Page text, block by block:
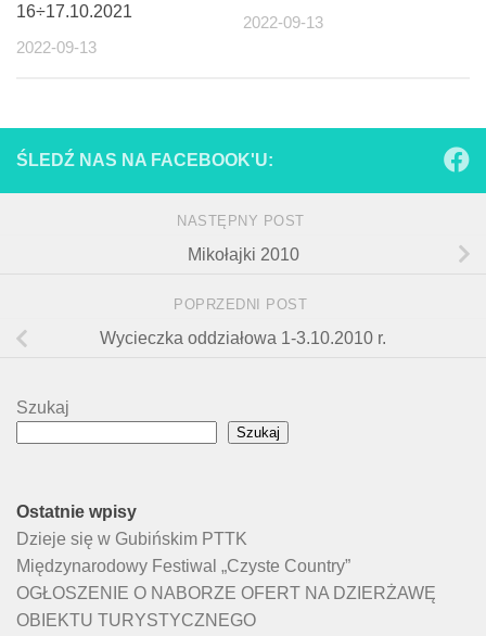
16÷17.10.2021
2022-09-13
2022-09-13
ŚLEDŹ NAS NA FACEBOOK'U:
NASTĘPNY POST
Mikołajki 2010
POPRZEDNI POST
Wycieczka oddziałowa 1-3.10.2010 r.
Szukaj
Szukaj
Ostatnie wpisy
Dzieje się w Gubińskim PTTK
Międzynarodowy Festiwal „Czyste Country”
OGŁOSZENIE O NABORZE OFERT NA DZIERŻAWĘ
OBIEKTU TURYSTYCZNEGO